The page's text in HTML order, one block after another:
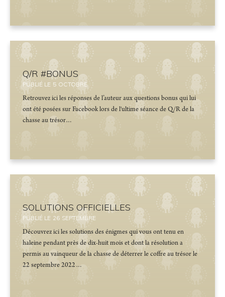
Q/R #BONUS
PUBLIÉ LE 5 OCTOBRE
Retrouvez ici les réponses de l’auteur aux questions bonus qui lui
ont été posées sur Facebook lors de l'ultime séance de Q/R de la
chasse au trésor…
SOLUTIONS OFFICIELLES
PUBLIÉ LE 26 SEPTEMBRE
Découvrez ici les solutions des énigmes qui vous ont tenu en
haleine pendant près de dix-huit mois et dont la résolution a
permis au vainqueur de la chasse de déterrer le coffre au trésor le
22 septembre 2022…